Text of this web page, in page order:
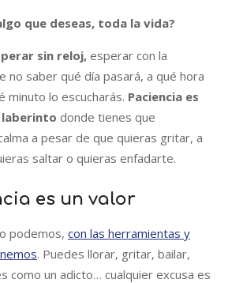
que deseas, toda la vida?
sin reloj, esperar con la
no saber qué día pasará, a qué hora
minuto lo escucharás. Paciencia es
laberinto donde tienes que
a pesar de que quieras gritar, a
saltar o quieras enfadarte.
es un valor
podemos, con las herramientas y
. Puedes llorar, gritar, bailar,
como un adicto… cualquier excusa es